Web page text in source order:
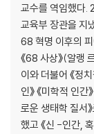
교수를 역임했다.
교육부 장관을 지
68 혁명 이후의
《68 사상》(알랭
이와 더불어 《정
인》 《미학적 인
로운 생태학 질서
했고 《신 -인간,